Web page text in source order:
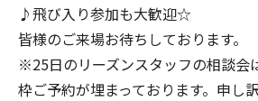
♪飛び入り参加も大歓迎☆
皆様のご来場お待ちしております。
※25日のリーズンスタッフの相談会
枠ご予約が埋まっております。申し